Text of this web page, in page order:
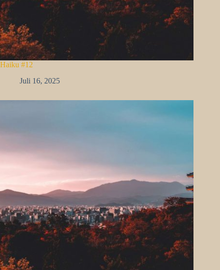
Haiku #12
Juli 16, 2025